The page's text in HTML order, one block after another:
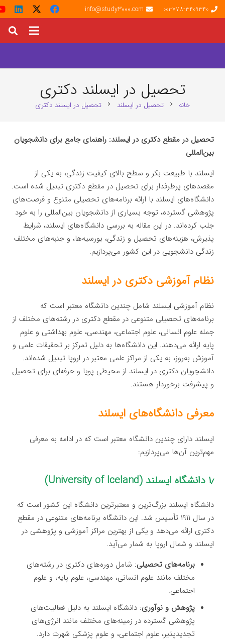
001-778-3409340
info@study3000.com
تحصیل در ایسلند دکتری
خانه chevron_right تحصیل در ایسلند chevron_right تحصیل در ایسلند دکتری
تحصیل در مقطع دکتری در ایسلند: راهنمای جامع برای دانشجویان
بین‌المللی
ایسلند با طبیعت بکر و سطح بالای کیفیت زندگی، به یکی از
مقصدهای پرطرفدار برای تحصیل در مقطع دکتری تبدیل شده است.
دانشگاه‌های ایسلند با ارائه برنامه‌های تحصیلی متنوع و فرصت‌های
پژوهشی گسترده، توجه بسیاری از دانشجویان بین‌المللی را به خود
جلب کرده‌اند. در این مقاله به بررسی دانشگاه‌های ایسلند، شرایط
پذیرش، هزینه‌های تحصیل و زندگی، بورسیه‌ها، و جنبه‌های مختلف
زندگی دانشجویی در این کشور می‌پردازیم.
نظام آموزشی دکتری در ایسلند
نظام آموزشی ایسلند شامل چندین دانشگاه معتبر است که
برنامه‌های تحصیلی متنوعی در مقطع دکتری در رشته‌های مختلف از
جمله علوم انسانی، علوم اجتماعی، مهندسی، علوم بهداشتی و علوم
پایه ارائه می‌دهند. این دانشگاه‌ها به دلیل تمرکز بر تحقیقات علمی و
آموزش به‌روز، به یکی از مراکز علمی معتبر در اروپا تبدیل شده‌اند.
دانشجویان دکتری در ایسلند از محیطی پویا و حرفه‌ای برای تحصیل
و پیشرفت برخوردار هستند.
معرفی دانشگاه‌های ایسلند
ایسلند دارای چندین دانشگاه معتبر است که در ادامه به معرفی
مهم‌ترین آن‌ها می‌پردازیم:
۱٫ دانشگاه ایسلند (University of Iceland)
دانشگاه ایسلند بزرگ‌ترین و معتبرترین دانشگاه این کشور است که
در سال ۱۹۱۱ تأسیس شد. این دانشگاه برنامه‌های متنوعی در مقطع
دکتری ارائه می‌دهد و یکی از بهترین مراکز آموزشی و پژوهشی در
ایسلند و شمال اروپا به شمار می‌آید.
برنامه‌های تحصیلی: شامل دوره‌های دکتری در رشته‌های
مختلف مانند علوم انسانی، مهندسی، علوم پایه، و علوم
اجتماعی.
پژوهش و نوآوری: دانشگاه ایسلند به دلیل فعالیت‌های
پژوهشی گسترده در زمینه‌های مختلف مانند انرژی‌های
تجدیدپذیر، علوم اجتماعی، و علوم پزشکی شهرت دارد.